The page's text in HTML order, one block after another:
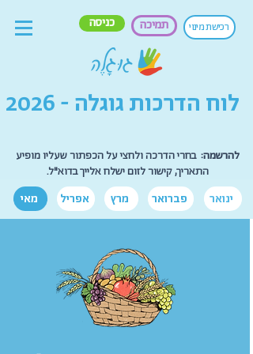
תמיכה רכישת מינוי כניסה
לוח הדרכות גוגלה - 2026
להרשמה: בחרי הדרכה ולחצי על הכפתור שעליו מופיע
התאריך, קישור לזום ישלח אלייך בדוא"ל.
מאי אפריל מרץ פברואר ינואר